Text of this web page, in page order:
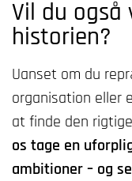
Vil du
historien?
Uanset om du
organisation eller
at finde den
os tage en
ambitioner – og